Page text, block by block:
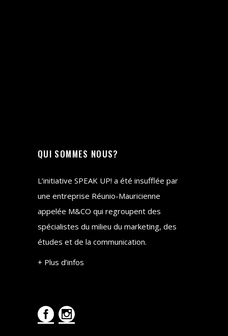
QUI SOMMES NOUS?
L’initiative SPEAK UP! a été insufflée par
une entreprise Réunio-Mauricienne
appelée M&CO qui regroupent des
spécialistes du milieu du marketing, des
études et de la communication.
+ Plus d’infos